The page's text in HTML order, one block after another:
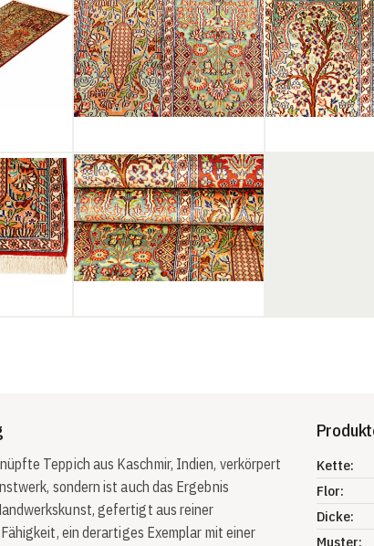
Teppich aus Kaschmir, Indien, verkörpert
sondern ist auch das Ergebnis
gefertigt aus reiner
ein derartiges Exemplar mit einer
Kette:
Flor:
Dicke:
Muster: